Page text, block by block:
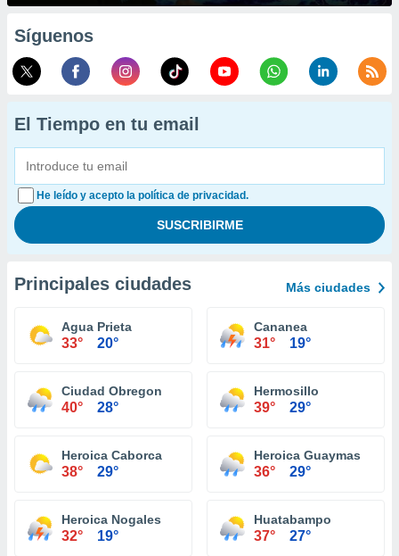
Síguenos
El Tiempo en tu email
He leído y acepto la política de privacidad.
Principales ciudades Más ciudades
Agua Prieta
33° 20°
Cananea
31° 19°
Ciudad Obregon
40° 28°
Hermosillo
39° 29°
Heroica Caborca
38° 29°
Heroica Guaymas
36° 29°
Heroica Nogales
32° 19°
Huatabampo
37° 27°